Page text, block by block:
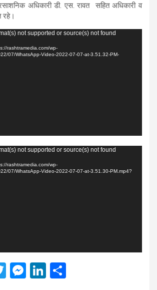
अधिकारी डी. एस. रावत सहित अधिकारी व
रहे।
not supported or source(s) not found
rashtramedia.com/wp-
07/WhatsApp-Video-2022-07-07-at-3.51.32-PM-
not supported or source(s) not found
rashtramedia.com/wp-
07/WhatsApp-Video-2022-07-07-at-3.51.30-PM.mp4?
T
M
Li